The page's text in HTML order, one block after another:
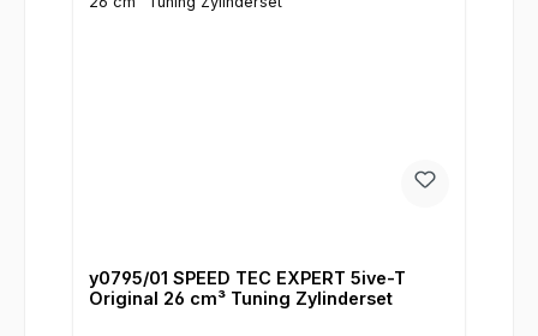
y0795/01 SPEED TEC EXPERT 5ive-T
Original 26 cm³ Tuning Zylinderset